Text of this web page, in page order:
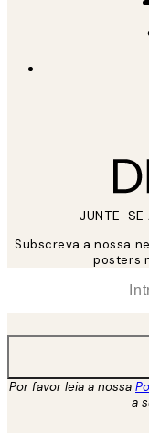
JUNTE-SE
Subscreva a nossa
posters
Por favor leia a nossa
a